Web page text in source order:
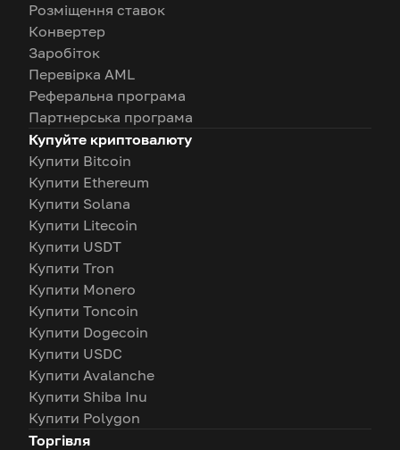
Розміщення ставок
Конвертер
Заробіток
Перевірка AML
Реферальна програма
Партнерська програма
Купуйте криптовалюту
Купити Bitcoin
Купити Ethereum
Купити Solana
Купити Litecoin
Купити USDT
Купити Tron
Купити Monero
Купити Toncoin
Купити Dogecoin
Купити USDC
Купити Avalanche
Купити Shiba Inu
Купити Polygon
Торгівля